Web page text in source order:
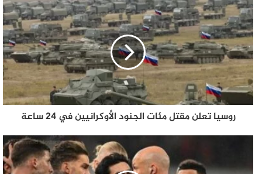
روسيا تعلن مقتل مئات الجنود الأوكرانيين في 24 ساعة